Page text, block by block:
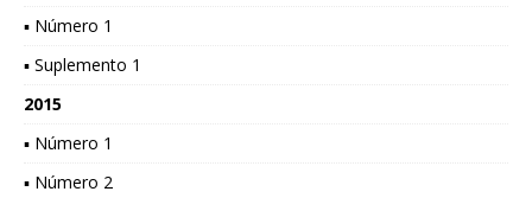
▪ Número 1
▪ Suplemento 1
2015
▪ Número 1
▪ Número 2